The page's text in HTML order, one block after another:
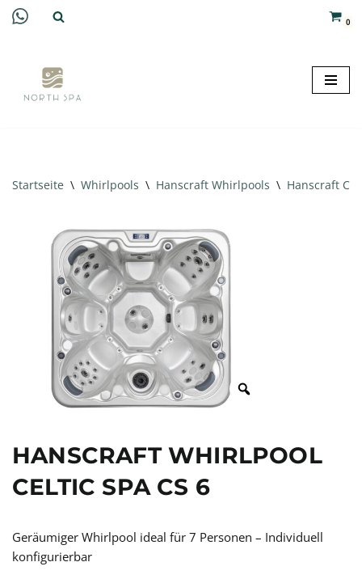
springen
0
Startseite \ Whirlpools \ Hanscraft Whirlpools \ Hanscraft
HANSCRAFT WHIRLPOOL
CELTIC SPA CS 6
Geräumiger Whirlpool ideal für 7 Personen – Individuell
konfigurierbar